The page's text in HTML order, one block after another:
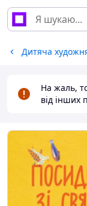
Дитяча
На жаль,
від інших